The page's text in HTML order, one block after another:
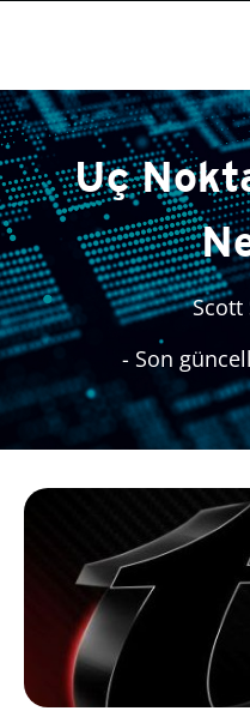
Uç
- Son